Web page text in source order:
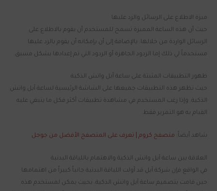
ميزة الاطلاع على الرسائل والرد عليها
حيث أن هذه الساعة المميزة تسمح للمستخدم أن يقوم بالاطلاع على
الرسائل الواردة من خلالها. بالإضافة إلى أن بإمكانه أن يقوم بالرد عليها
مستخدماً لي ذلك إما الردود الجاهزة أو الردود التي تم إعدادها بشكل مسبق.
ظهور التطبيقات المثبتة على ساعة آبل واتش الذكية
حيث تظهر هذه التطبيقات جميعها على الشاشة الرئيسية لساعة آبل واتش
الذكية. وإذا رغب المستخدم في مشاهدة تطبيقات أكثر فكل ما ينبغي عليه
القيام به هو التمرير فقط.
شاهد أيضاً: متصفح كروم | تعرف على المتصفح الأفضل من جوجل
العلاقة بين ساعة آبل واتش الذكية والاهتمام باللياقة البدنية
في الواقع فإن شركة آبل قد أولت اللياقة البدنية جانباً كبيراً من اهتمامها
حين قامت بتصميم ساعة آبل واتش الذكية. بحيث يمكن لمستخدم هذه